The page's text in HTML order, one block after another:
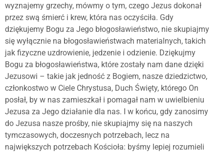
wyznajemy grzechy, mówmy o tym, czego Jezus dokonał
przez swą śmierć i krew, która nas oczyściła. Gdy
dziękujemy Bogu za Jego błogosławieństwo, nie skupiajmy
się wyłącznie na błogosławieństwach materialnych, takich
jak fizyczne uzdrowienie, jedzenie i odzienie. Dziękujmy
Bogu za błogosławieństwa, które zostały nam dane dzięki
Jezusowi – takie jak jedność z Bogiem, nasze dziedzictwo,
członkostwo w Ciele Chrystusa, Duch Święty, którego On
posłał, by w nas zamieszkał i pomagał nam w uwielbieniu
Jezusa za Jego działanie dla nas. I w końcu, gdy zanosimy
do Jezusa nasze prośby, nie skupiajmy się na naszych
tymczasowych, doczesnych potrzebach, lecz na
największych potrzebach Kościoła: byśmy lepiej rozumieli